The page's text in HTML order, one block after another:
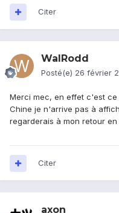
Citer
WalRodd
Posté(e) 26 février
Merci mec, en effet c'est
Chine je n'arrive pas à
regarderais à mon retour en
Citer
axon